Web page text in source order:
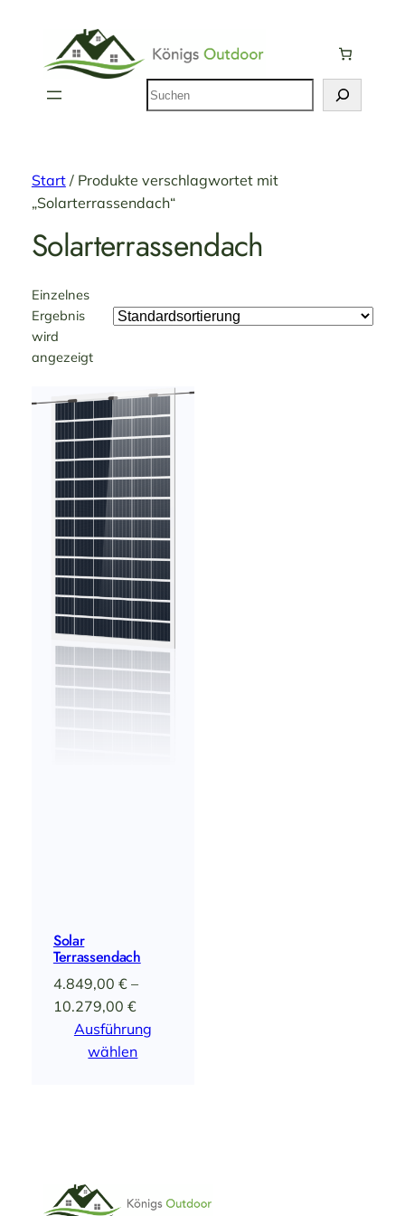
Suchen
Start/ Produkte verschlagwortet mit
„Solarterrassendach“
Solarterrassendach
Einzelnes
Ergebnis
wird
angezeigt
Solar
Terrassendach
4.849,00 € –
10.279,00 €Preisspanne:
4.849,00 €
bis
Ausführung
wählen